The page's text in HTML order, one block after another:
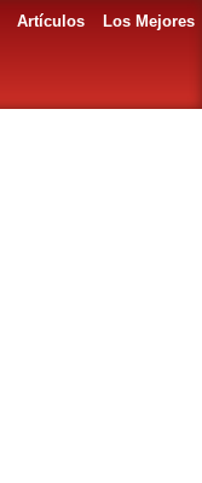
Artículos
Los Mejores